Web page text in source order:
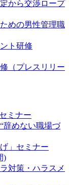
から交渉ロープ
めの男性管理職
ト研修
（プレスリリー
ミナー
めない職場づ
」セミナー
)
対策・ハラスメ